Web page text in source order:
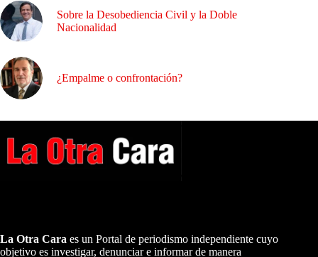
Sobre la Desobediencia Civil y la Doble
Nacionalidad
¿Empalme o confrontación?
La Otra Cara es un Portal de periodismo independiente cuyo
objetivo es investigar, denunciar e informar de manera